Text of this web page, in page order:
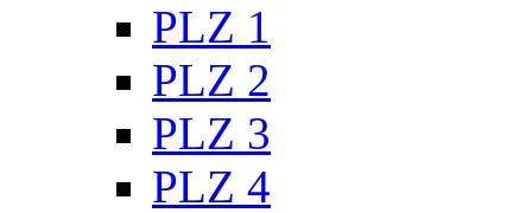
PLZ 1
PLZ 2
PLZ 3
PLZ 4